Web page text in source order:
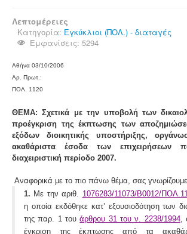
Λεπτομέρειες
Κατηγορία: Εγκύκλιοι (ΠΟΛ.) - διαταγές
Εμφανίσεις: 5294
Αθήνα 03/10/2006
Αρ. Πρωτ.:
ΠΟΛ. 1 120
ΘΕΜΑ: Σχετικά με την υποβολή των
προέγκριση της έκπτωσης των
εξόδων διοικητικής υποστήριξης,
ακαθάριστα έσοδα των επιχειρήσεων
διαχειριστική περίοδο 2007.
Αναφορικά με το πιο πάνω θέμα, σας
1. Με την αριθ. 1076283/11073/Β0012/
η οποία εκδόθηκε κατ’ εξουσιοδότηση των
της παρ. 1 τουάρθρου 31 του ν. 2238/1994,
έγκριση της έκπτωσης από τα